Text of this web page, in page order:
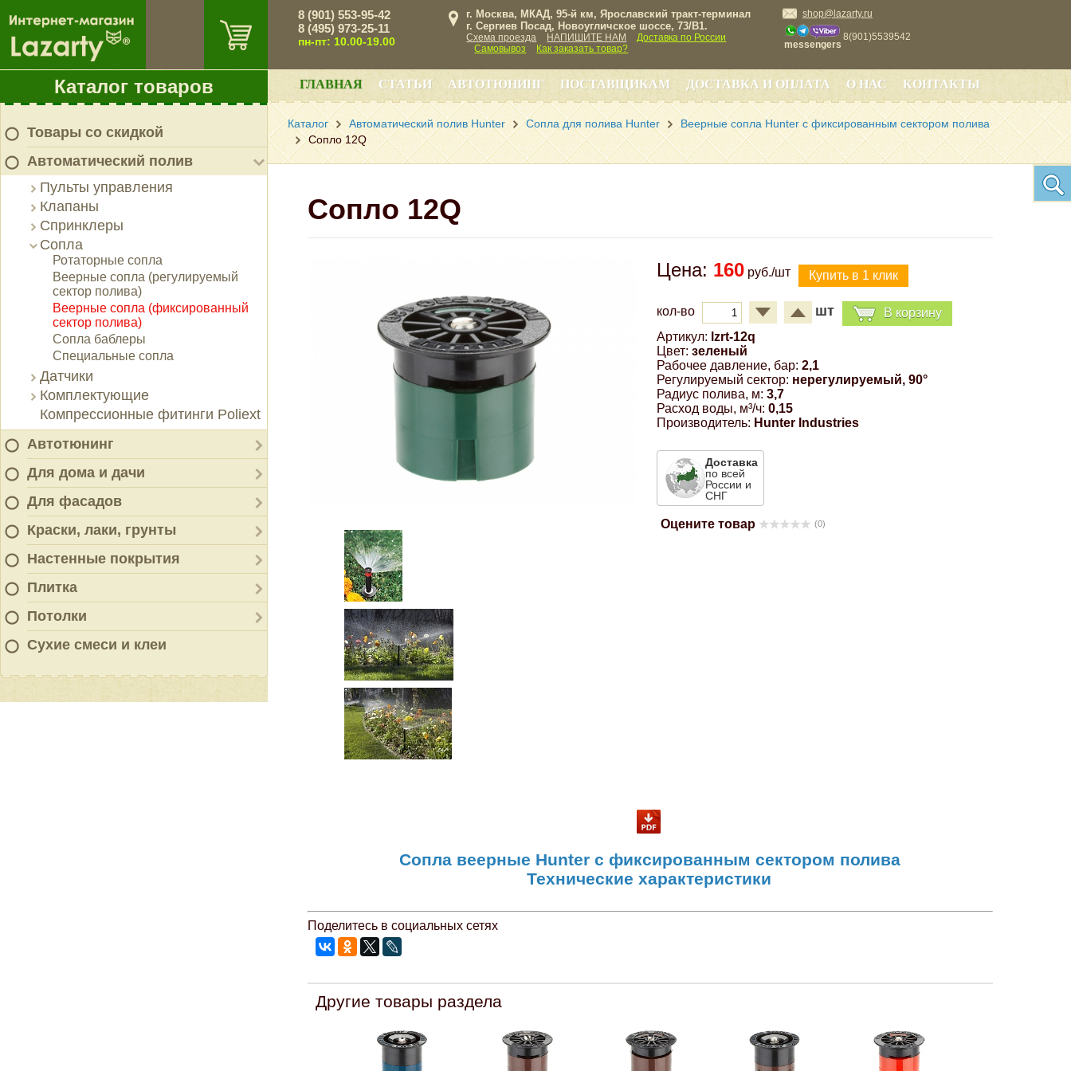
Каталог товаров
Товары со скидкой
Автоматический полив
Пульты управления
Клапаны
Спринклеры
Сопла
Ротаторные сопла
Веерные сопла (регулируемый
сектор полива)
Веерные сопла (фиксированный
сектор полива)
Сопла баблеры
Специальные сопла
Датчики
Комплектующие
Компрессионные фитинги Poliext
Автотюнинг
Для дома и дачи
Для фасадов
Краски, лаки, грунты
Настенные покрытия
Плитка
Потолки
Сухие смеси и клеи
8 (901) 553-95-42
8 (495) 973-25-11
пн-пт: 10.00-19.00
г. Москва, МКАД, 95-й км, Ярославский тракт-терминал
г. Сергиев Посад, Новоугличское шоссе, 73/B1.
Схема проезда НАПИШИТЕ НАМ
Доставка по России
Самовывоз
Как заказать товар?
shop@lazarty.ru
messengers
8(901)5539542
ГЛАВНАЯ СТАТЬИ АВТОТЮНИНГ ПОСТАВЩИКАМ ДОСТАВКА И ОПЛАТА О НАС КОНТАКТЫ
Каталог Автоматический полив Hunter Сопла для полива Hunter
Веерные сопла Hunter с фиксированным сектором полива
Сопло 12Q
Сопло 12Q
Цена: 160 руб./шт
кол-во шт
В корзину
Артикул: lzrt-12q
Цвет: зеленый
Рабочее давление, бар: 2,1
Регулируемый сектор: нерегулируемый, 90°
Радиус полива, м: 3,7
Расход воды, м³/ч: 0,15
Производитель: Hunter Industries
Доставка
по всей
России и
СНГ
Оцените товар (0)
Сопла веерные Hunter с фиксированным сектором полива
Технические характеристики
Поделитесь в социальных сетях
Другие товары раздела